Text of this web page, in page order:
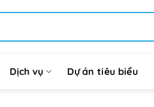
Dịch vụ Dự án tiêu biểu